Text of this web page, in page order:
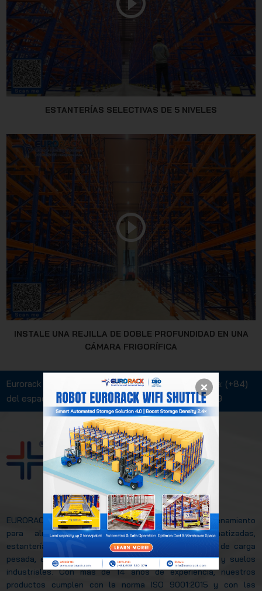
ESTANTERÍAS SELECTIVAS DE 5 NIVELES
INSTALE UNA REJILLA DE DOBLE PROFUNDIDAD EN UNA
CÁMARA FRIGORÍFICA
Eurorack - Solución de optimización
del espacio de almacén
Línea directa: (+84)
938 520 379
EURORACK MECHANICAL JSC
EURORACK es una marca líder en soluciones de almacenamiento
para almacenes, incluyendo estanterías automatizadas,
estanterías shuttle, estanterías móviles, estanterías de carga
pesada, estanterías de carga media, palets de acero y suelos
industriales. Con más de 14 años de experiencia, nuestros
productos cumplen con la norma ISO 9001:2015 y con las